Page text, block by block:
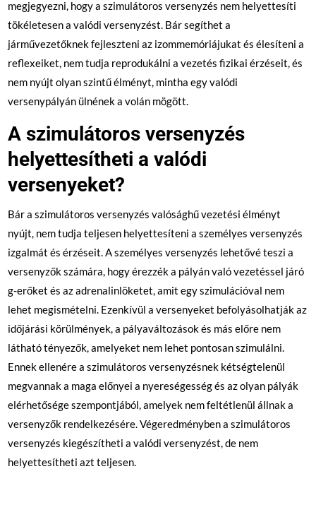
megjegyezni, hogy a szimulátoros versenyzés nem helyettesíti
tökéletesen a valódi versenyzést. Bár segíthet a
járművezetőknek fejleszteni az izommemóriájukat és élesíteni a
reflexeiket, nem tudja reprodukálni a vezetés fizikai érzéseit, és
nem nyújt olyan szintű élményt, mintha egy valódi
versenypályán ülnének a volán mögött.
A szimulátoros versenyzés
helyettesítheti a valódi
versenyeket?
Bár a szimulátoros versenyzés valósághű vezetési élményt
nyújt, nem tudja teljesen helyettesíteni a személyes versenyzés
izgalmát és érzéseit. A személyes versenyzés lehetővé teszi a
versenyzők számára, hogy érezzék a pályán való vezetéssel járó
g-erőket és az adrenalinlöketet, amit egy szimulációval nem
lehet megismételni. Ezenkívül a versenyeket befolyásolhatják az
időjárási körülmények, a pályaváltozások és más előre nem
látható tényezők, amelyeket nem lehet pontosan szimulálni.
Ennek ellenére a szimulátoros versenyzésnek kétségtelenül
megvannak a maga előnyei a nyereségesség és az olyan pályák
elérhetősége szempontjából, amelyek nem feltétlenül állnak a
versenyzők rendelkezésére. Végeredményben a szimulátoros
versenyzés kiegészítheti a valódi versenyzést, de nem
helyettesítheti azt teljesen.